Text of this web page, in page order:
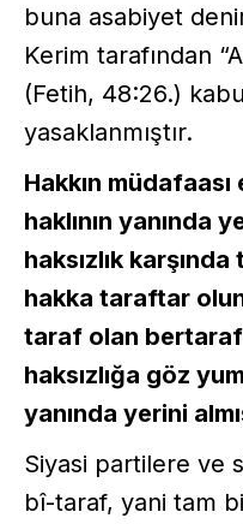
buna asabiyet
Kerim tarafından
(Fetih, 48:26.)
yasaklanmıştır.
Hakkın
haklının yanında
haksızlık
hakka taraftar
taraf olan
haksızlığa göz
yanında yerini
Siyasi partilere ve
bî-taraf, yani tam